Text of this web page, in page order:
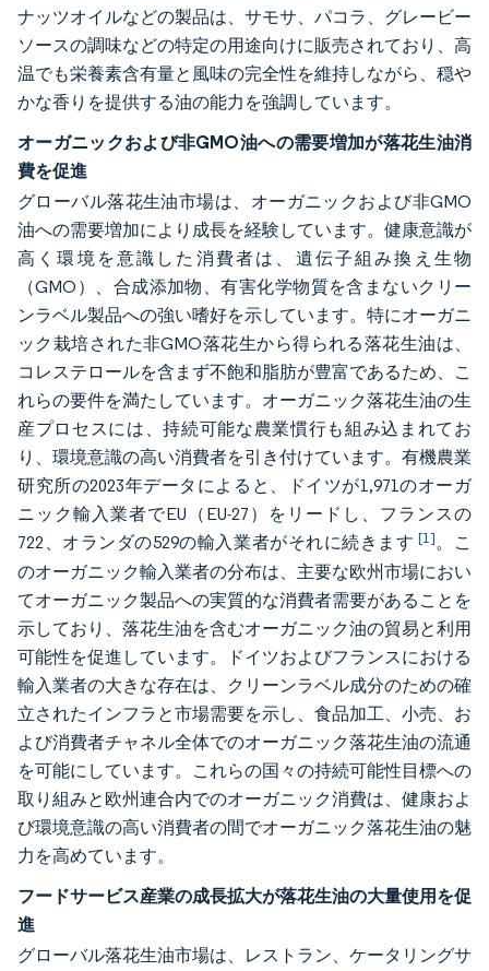
ナッツオイルなどの製品は、サモサ、パコラ、グレービー
ソースの調味などの特定の用途向けに販売されており、高
温でも栄養素含有量と風味の完全性を維持しながら、穏や
かな香りを提供する油の能力を強調しています。
オーガニックおよび非GMO油への需要増加が落花生油消
費を促進
グローバル落花生油市場は、オーガニックおよび非GMO
油への需要増加により成長を経験しています。健康意識が
高く環境を意識した消費者は、遺伝子組み換え生物
（GMO）、合成添加物、有害化学物質を含まないクリー
ンラベル製品への強い嗜好を示しています。特にオーガニ
ック栽培された非GMO落花生から得られる落花生油は、
コレステロールを含まず不飽和脂肪が豊富であるため、こ
れらの要件を満たしています。オーガニック落花生油の生
産プロセスには、持続可能な農業慣行も組み込まれてお
り、環境意識の高い消費者を引き付けています。有機農業
研究所の2023年データによると、ドイツが1,971のオーガ
ニック輸入業者でEU（EU-27）をリードし、フランスの
722、オランダの529の輸入業者がそれに続きます [1]。こ
のオーガニック輸入業者の分布は、主要な欧州市場におい
てオーガニック製品への実質的な消費者需要があることを
示しており、落花生油を含むオーガニック油の貿易と利用
可能性を促進しています。ドイツおよびフランスにおける
輸入業者の大きな存在は、クリーンラベル成分のための確
立されたインフラと市場需要を示し、食品加工、小売、お
よび消費者チャネル全体でのオーガニック落花生油の流通
を可能にしています。これらの国々の持続可能性目標への
取り組みと欧州連合内でのオーガニック消費は、健康およ
び環境意識の高い消費者の間でオーガニック落花生油の魅
力を高めています。
フードサービス産業の成長拡大が落花生油の大量使用を促
進
グローバル落花生油市場は、レストラン、ケータリングサ